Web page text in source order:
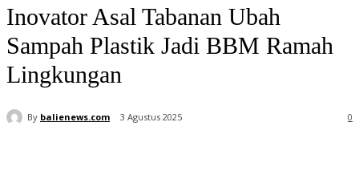
Inovator Asal Tabanan Ubah
Sampah Plastik Jadi BBM Ramah
Lingkungan
By balienews.com 3 Agustus 2025 0